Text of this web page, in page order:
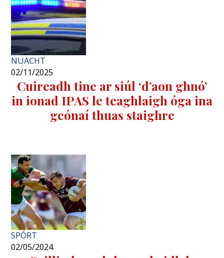
NUACHT
02/11/2025
Cuireadh tine ar siúl ‘d’aon ghnó’
in ionad IPAS le teaghlaigh óga ina
gcónaí thuas staighre
SPÓRT
02/05/2024